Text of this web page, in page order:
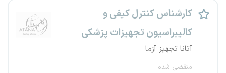
کارشناس کنترل کیفی و
کالیبراسیون تجهیزات پزشکی
آتانا تجهیز آزما
منقضی شده